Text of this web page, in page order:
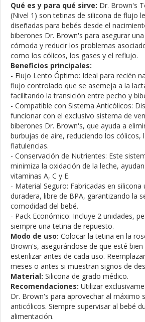
Qué es y para qué sirve: Dr. Brown's
(Nivel 1) son tetinas de silicona de flujo
diseñadas para bebés desde el
biberones Dr. Brown's para asegurar
cómoda y reducir los problemas
como los cólicos, los gases y el reflujo.
Beneficios principales:
- Flujo Lento Óptimo: Ideal para recién
flujo controlado que se asemeja a la
facilitando la transición entre pecho y
- Compatible con Sistema Anticólicos:
funcionar con el exclusivo sistema de
biberones Dr. Brown's, que ayuda a
burbujas de aire, reduciendo los cólicos,
flatulencias.
- Conservación de Nutrientes: Este
minimiza la oxidación de la leche,
vitaminas A, C y E.
- Material Seguro: Fabricadas en silicona
duradera, libre de BPA, garantizando la
comodidad del bebé.
- Pack Económico: Incluye 2 unidades,
siempre una tetina de repuesto.
Modo de uso: Colocar la tetina en la
Brown's, asegurándose de que esté
esterilizar antes de cada uso.
meses o antes si muestran signos de
Material: Silicona de grado médico.
Recomendaciones: Utilizar
Dr. Brown's para aprovechar al máximo
anticólicos. Siempre supervisar al bebé
alimentación.